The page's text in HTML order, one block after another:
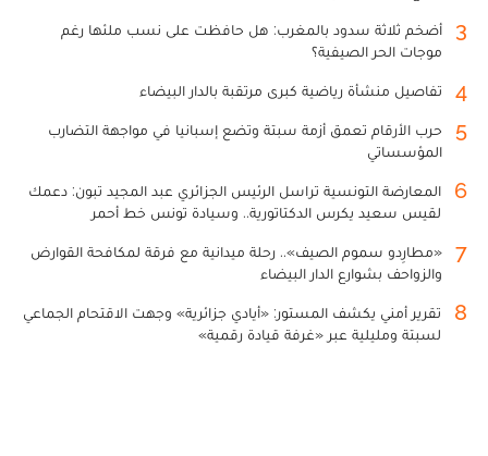
3
أضخم ثلاثة سدود بالمغرب: هل حافظت على نسب ملئها رغم
موجات الحر الصيفية؟
4 تفاصيل منشأة رياضية كبرى مرتقبة بالدار البيضاء
5
حرب الأرقام تعمق أزمة سبتة وتضع إسبانيا في مواجهة التضارب
المؤسساتي
6
المعارضة التونسية تراسل الرئيس الجزائري عبد المجيد تبون: دعمك
لقيس سعيد يكرس الدكتاتورية.. وسيادة تونس خط أحمر
7
«مطارِدو سموم الصيف».. رحلة ميدانية مع فرقة لمكافحة القوارض
والزواحف بشوارع الدار البيضاء
8
تقرير أمني يكشف المستور: «أيادي جزائرية» وجهت الاقتحام الجماعي
لسبتة ومليلية عبر «غرفة قيادة رقمية»